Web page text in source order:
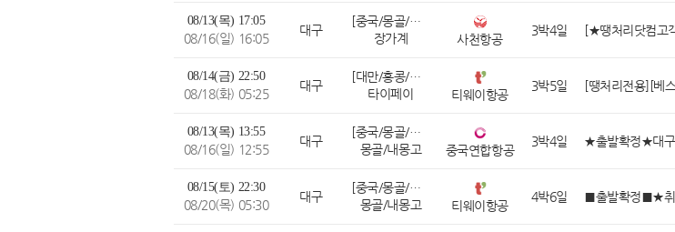
08/13(목) 17:05
08/16(일) 16:05
대구
[중국/몽골/중앙아시아]
장가계
사천항공
3박4일
08/14(금) 22:50
08/18(화) 05:25
대구
[대만/홍콩/마카오]
타이페이
티웨이항공
3박5일
08/13(목) 13:55
08/16(일) 12:55
대구
[중국/몽골/중앙아시아]
몽골/내몽고
중국연합항공
3박4일
08/15(토) 22:30
08/20(목) 05:30
대구
[중국/몽골/중앙아시아]
몽골/내몽고
티웨이항공
4박6일